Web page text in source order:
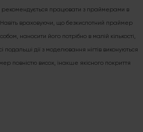
працювати з праймерами в
враховуючи, що безкислотний праймер
наносити його потрібно в малій кількості,
подальші дії з моделювання нігтів виконуються
повністю висох, інакше якісного покриття